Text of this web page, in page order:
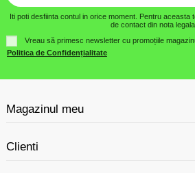
Iti poti desfiinta contul in orice moment. Pentru aceasta
de contact din nota legala.
Vreau să primesc newsletter cu promoțiile
Politica de Confidențialitate
Magazinul meu
Clienti